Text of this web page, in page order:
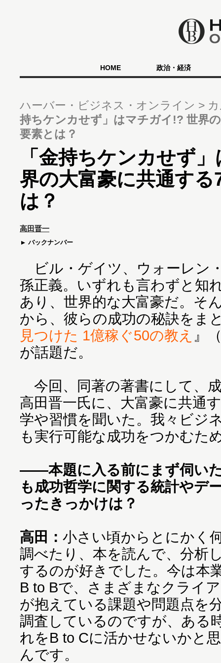
HOME 政治・経済
ハーバー・ビジネス・オンライン
持ちケンカせず」はマチガイ!? 世界
要素とは？
「金持ちケンカせず
界の大富豪に共通す
は？
高田晋一
バックナンバー
ビル・ゲイツ、ウォーレン
孫正義。いずれも言わずと知
あり、世界的な大富豪だ。そ
から、彼らの成功の秘訣をま
見つけた 1億稼ぐ50の教え 』
が話題だ。
今回、同著の著書にして、
高田晋一氏に、大富豪に共通
学や習慣を聞いた。我々ビジ
も実行可能な成功をつかむ
――本題に入る前にまず伺い
も成功哲学に関する統計やデ
ったきっかけは？
高田： 小さい頃からとにかく
調べたり、本を読んで、分析
するのが好きでした。今は本
B to Bで、さまざまなクライ
が抱えている課題や問題点を
調査しているのですが、ある
れをB to Cに活かせないかと
んです。